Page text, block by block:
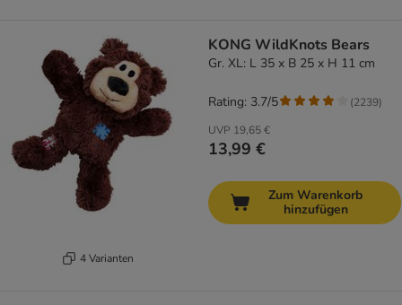
4 Varianten
KONG WildKnots Bears
Gr. XL: L 35 x B 25 x H 11 cm
UVP 19,65 €
13,99 €
Rating: 3.7/5 (2239)
Zum Warenkorb
hinzufügen